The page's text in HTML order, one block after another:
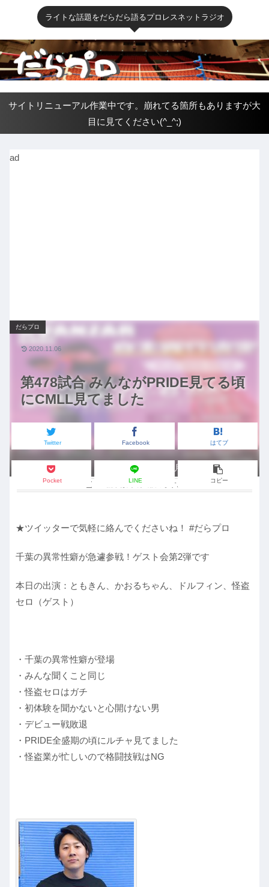
ライトな話題をだらだら語るプロレスネットラジオ
サイトリニューアル作業中です。崩れてる箇所もありますが大
目に見てください(^_^;)
ad
第478試合 みんながPRIDE見てる頃
にCMLL見てました
だらプロ
12月6日は元町に集合！
Twitter Facebook はてブ
Pocket LINE コピー
2020.11.06
この記事は 約3分 で読めます。
★ツイッターで気軽に絡んでくださいね！ #だらプロ
千葉の異常性癖が急遽参戦！ゲスト会第2弾です
本日の出演：ともきん、かおるちゃん、ドルフィン、怪盗
セロ（ゲスト）
・千葉の異常性癖が登場
・みんな聞くこと同じ
・怪盗セロはガチ
・初体験を聞かないと心開けない男
・デビュー戦敗退
・PRIDE全盛期の頃にルチャ見てました
・怪盗業が忙しいので格闘技戦はNG